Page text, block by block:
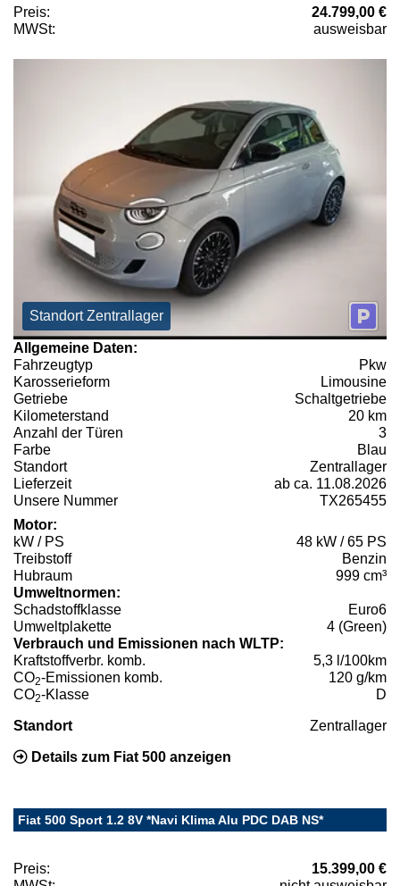
Preis:
24.799,00 €
MWSt:
ausweisbar
Standort Zentrallager
Allgemeine Daten:
Fahrzeugtyp
Pkw
Karosserieform
Limousine
Getriebe
Schaltgetriebe
Kilometerstand
20 km
Anzahl der Türen
3
Farbe
Blau
Standort
Zentrallager
Lieferzeit
ab ca. 11.08.2026
Unsere Nummer
TX265455
Motor:
kW / PS
48 kW / 65 PS
Treibstoff
Benzin
Hubraum
999 cm³
Umweltnormen:
Schadstoffklasse
Euro6
Umweltplakette
4 (Green)
Verbrauch und Emissionen nach WLTP:
Kraftstoffverbr. komb.
5,3 l/100km
CO2-Emissionen komb.
120 g/km
CO2-Klasse D
Standort Zentrallager
Details zum Fiat 500 anzeigen
Fiat 500 Sport 1.2 8V *Navi Klima Alu PDC DAB NS*
Preis:
15.399,00 €